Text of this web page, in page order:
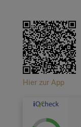
Hier zur App